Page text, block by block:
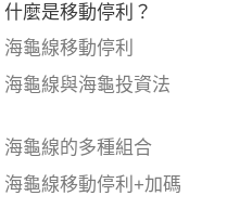
麼是移動停利？
龜線移動停利
龜線與海龜投資法
龜線的多種組合
龜線移動停利+加碼